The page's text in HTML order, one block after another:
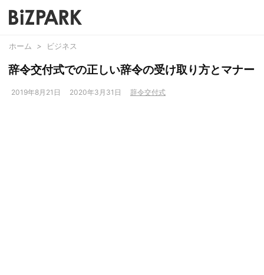
ホーム > ビジネス
辞令交付式での正しい辞令の受け取り方とマナー
2019年8月21日 2020年3月31日 辞令交付式